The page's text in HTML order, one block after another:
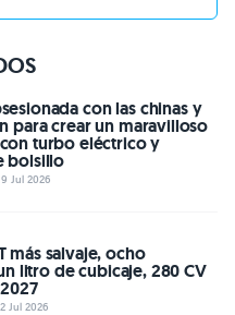
con las chinas y
para crear un maravilloso
turbo eléctrico y
bolsillo
Jul 2026
más salvaje, ocho
litro de cubicaje, 280 CV
Jul 2026